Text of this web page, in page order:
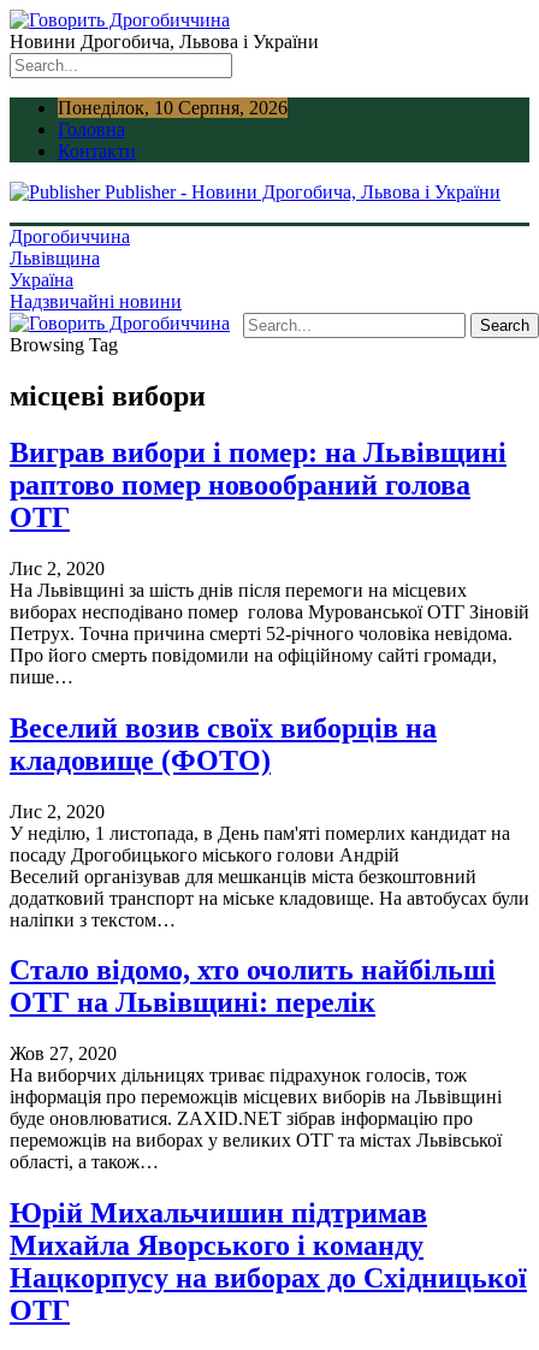
Новини Дрогобича, Львова і України
Понеділок, 10 Серпня, 2026
Головна
Контакти
Publisher - Новини Дрогобича, Львова і України
Дрогобиччина
Львівщина
Україна
Надзвичайні новини
Browsing Tag
місцеві вибори
Виграв вибори і помер: на Львівщині
раптово помер новообраний голова
ОТГ
Лис 2, 2020
На Львівщині за шість днів після перемоги на місцевих
виборах несподівано помер голова Мурованської ОТГ Зіновій
Петрух. Точна причина смерті 52-річного чоловіка невідома.
Про його смерть повідомили на офіційному сайті громади,
пише…
Веселий возив своїх виборців на
кладовище (ФОТО)
Лис 2, 2020
У неділю, 1 листопада, в День пам'яті померлих кандидат на
посаду Дрогобицького міського голови Андрій
Веселий організував для мешканців міста безкоштовний
додатковий транспорт на міське кладовище. На автобусах були
наліпки з текстом…
Стало відомо, хто очолить найбільші
ОТГ на Львівщині: перелік
Жов 27, 2020
На виборчих дільницях триває підрахунок голосів, тож
інформація про переможців місцевих виборів на Львівщині
буде оновлюватися. ZAXID.NET зібрав інформацію про
переможців на виборах у великих ОТГ та містах Львівської
області, а також…
Юрій Михальчишин підтримав
Михайла Яворського і команду
Нацкорпусу на виборах до Східницької
ОТГ